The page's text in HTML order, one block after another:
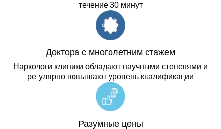
течение 30 минут
Доктора с многолетним стажем
Наркологи клиники обладают научными степенями и
регулярно повышают уровень квалификации
Разумные цены